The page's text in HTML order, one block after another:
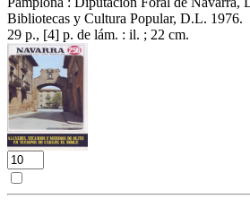
Bibliotecas y Cultura Popular, D.L. 1976.
29 p., [4] p. de lám. : il. ; 22 cm.